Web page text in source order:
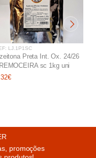
LJ.1P1SC
Preta Int. Ox. 24/26
sc 1kg uni
promoções